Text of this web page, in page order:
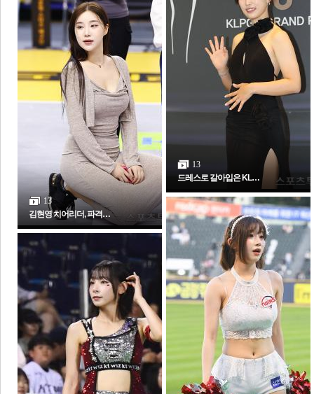
13
김현영 치어리더, 파격…
13
드레스로 갈아입은 KL…